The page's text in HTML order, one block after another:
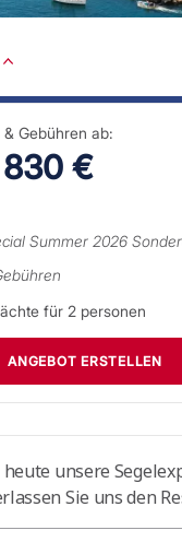
Gebühren ab:
830 €
Summer 2026
für 2personen
ANGEBOT ERSTELLEN
heute unsere
Sie uns den